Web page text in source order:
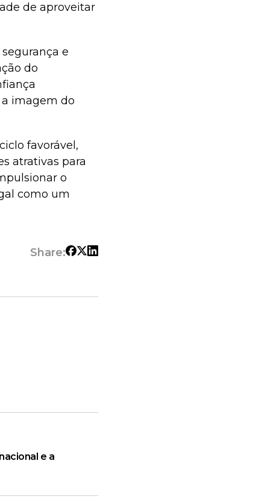
de aproveitar
e
do
imagem do
favorável,
atrativas para
o
como um
Share:
e a